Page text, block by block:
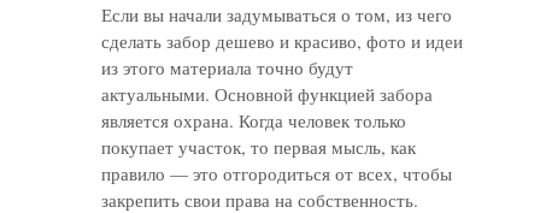
Если вы начали задумываться о том, из чего
сделать забор дешево и красиво, фото и идеи
из этого материала точно будут
актуальными. Основной функцией забора
является охрана. Когда человек только
покупает участок, то первая мысль, как
правило — это отгородиться от всех, чтобы
закрепить свои права на собственность.